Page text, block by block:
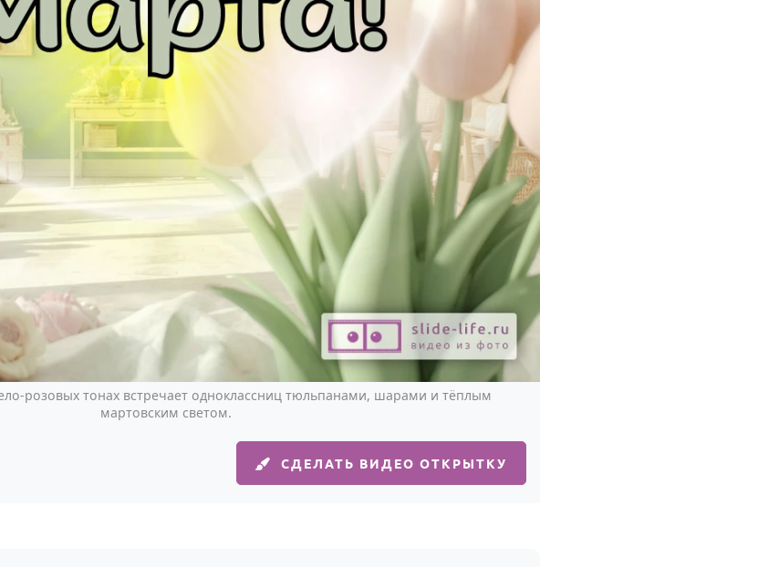
розовых тонах встречает одноклассниц тюльпанами, шарами и тёплым
мартовским светом.
СДЕЛАТЬ ВИДЕО ОТКРЫТКУ